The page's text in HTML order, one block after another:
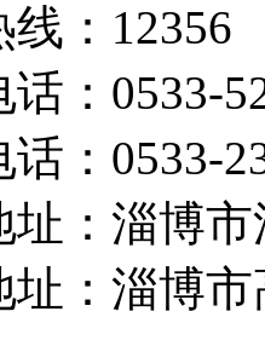
：12356
：0533-
：0533-
址：淄博
址：淄博